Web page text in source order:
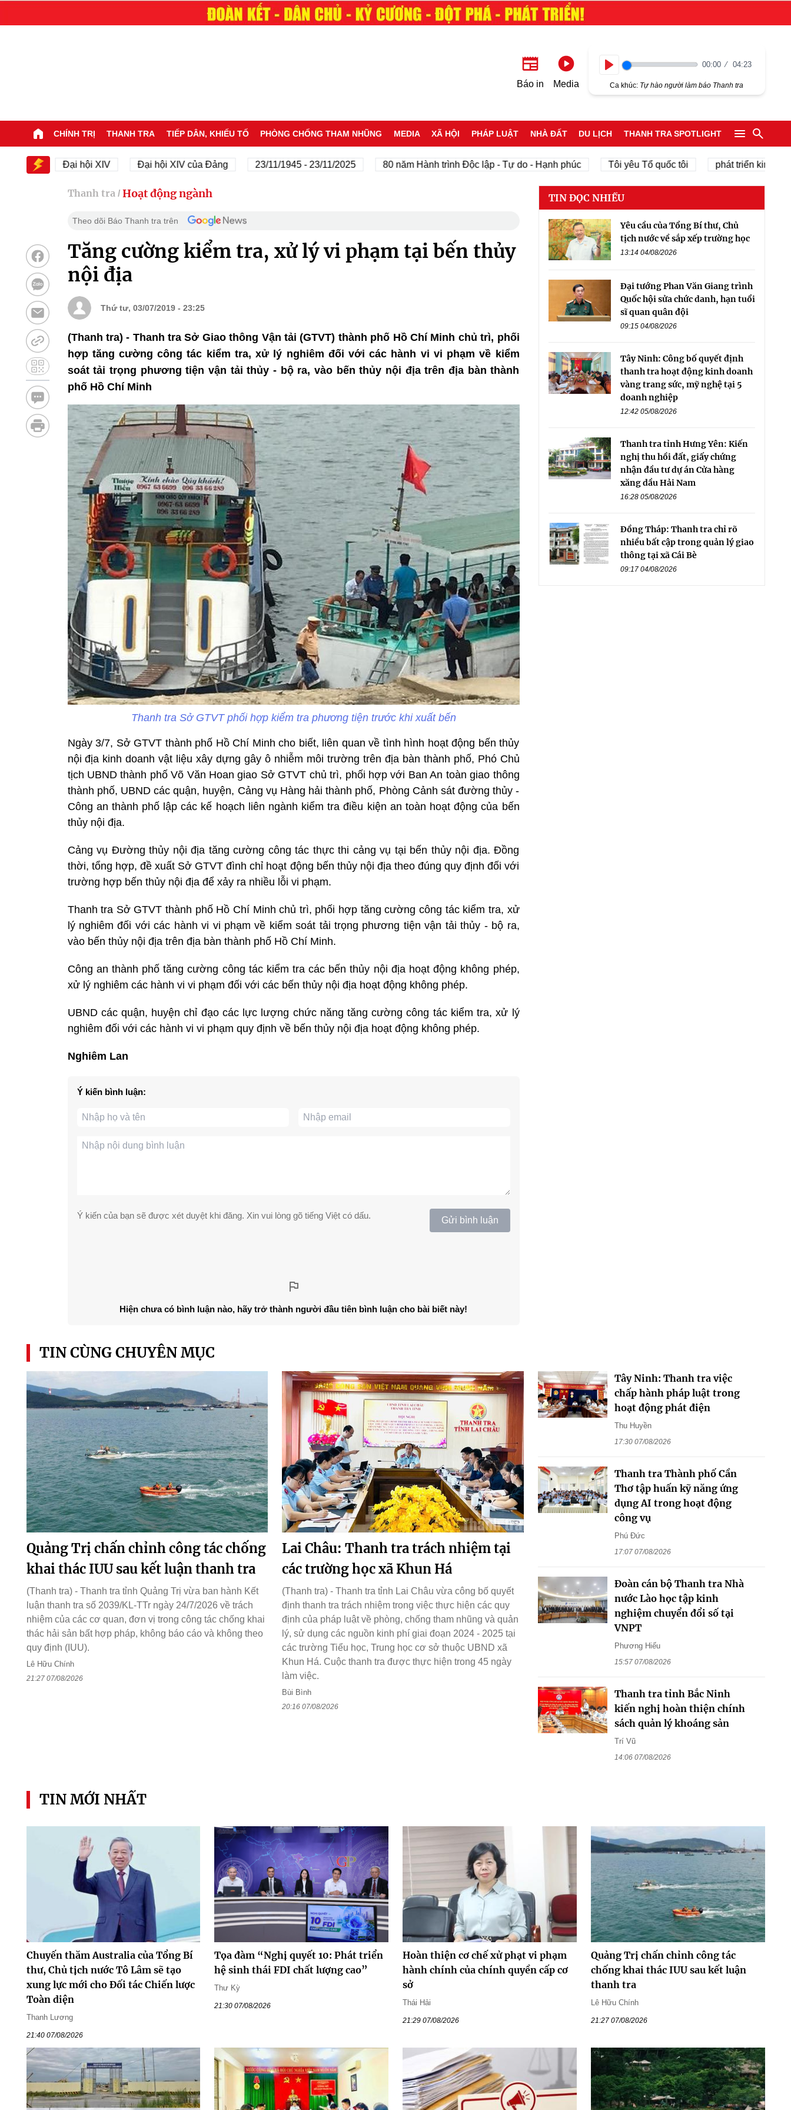
Báo in Media
00:00 04:23
Ca khúc: Tự hào người làm báo Thanh tra
CHÍNH TRỊ THANH TRA TIẾP DÂN, KHIẾU TỐ PHÒNG CHỐNG THAM NHŨNG MEDIA XÃ HỘI PHÁP LUẬT NHÀ ĐẤT DU LỊCH THANH TRA SPOTLIGHT
Đại hội XIV Đại hội XIV của Đảng 23/11/1945 - 23/11/2025 80 năm Hành trình Độc lập - Tự do - Hạnh phúc Tôi yêu Tổ quốc tôi phát triển kinh tế tư nhân
Thanh tra / Hoạt động ngành
Theo dõi Báo Thanh tra trên
Tăng cường kiểm tra, xử lý vi phạm tại bến thủy
nội địa
Thứ tư, 03/07/2019 - 23:25
(Thanh tra) - Thanh tra Sở Giao thông Vận tải (GTVT) thành phố Hồ Chí Minh chủ trì, phối
hợp tăng cường công tác kiểm tra, xử lý nghiêm đối với các hành vi vi phạm về kiểm
soát tải trọng phương tiện vận tải thủy - bộ ra, vào bến thủy nội địa trên địa bàn thành
phố Hồ Chí Minh
Thanh tra Sở GTVT phối hợp kiểm tra phương tiện trước khi xuất bến
Ngày 3/7, Sở GTVT thành phố Hồ Chí Minh cho biết, liên quan về tình hình hoạt động bến thủy
nội địa kinh doanh vật liệu xây dựng gây ô nhiễm môi trường trên địa bàn thành phố, Phó Chủ
tịch UBND thành phố Võ Văn Hoan giao Sở GTVT chủ trì, phối hợp với Ban An toàn giao thông
thành phố, UBND các quận, huyện, Cảng vụ Hàng hải thành phố, Phòng Cảnh sát đường thủy -
Công an thành phố lập các kế hoạch liên ngành kiểm tra điều kiện an toàn hoạt động của bến
thủy nội địa.
Cảng vụ Đường thủy nội địa tăng cường công tác thực thi cảng vụ tại bến thủy nội địa. Đồng
thời, tổng hợp, đề xuất Sở GTVT đình chỉ hoạt động bến thủy nội địa theo đúng quy định đối với
trường hợp bến thủy nội địa để xảy ra nhiều lỗi vi phạm.
Thanh tra Sở GTVT thành phố Hồ Chí Minh chủ trì, phối hợp tăng cường công tác kiểm tra, xử
lý nghiêm đối với các hành vi vi phạm về kiểm soát tải trọng phương tiện vận tải thủy - bộ ra,
vào bến thủy nội địa trên địa bàn thành phố Hồ Chí Minh.
Công an thành phố tăng cường công tác kiểm tra các bến thủy nội địa hoạt động không phép,
xử lý nghiêm các hành vi vi phạm đối với các bến thủy nội địa hoạt động không phép.
UBND các quận, huyện chỉ đạo các lực lượng chức năng tăng cường công tác kiểm tra, xử lý
nghiêm đối với các hành vi vi phạm quy định về bến thủy nội địa hoạt động không phép.
Nghiêm Lan
Ý kiến bình luận:
Ý kiến của bạn sẽ được xét duyệt khi đăng. Xin vui lòng gõ tiếng Việt có dấu. Gửi bình luận
Hiện chưa có bình luận nào, hãy trở thành người đầu tiên bình luận cho bài biết này!
TIN ĐỌC NHIỀU
Yêu cầu của Tổng Bí thư, Chủ
tịch nước về sắp xếp trường học
13:14 04/08/2026
Đại tướng Phan Văn Giang trình
Quốc hội sửa chức danh, hạn tuổi
sĩ quan quân đội
09:15 04/08/2026
Tây Ninh: Công bố quyết định
thanh tra hoạt động kinh doanh
vàng trang sức, mỹ nghệ tại 5
doanh nghiệp
12:42 05/08/2026
Thanh tra tỉnh Hưng Yên: Kiến
nghị thu hồi đất, giấy chứng
nhận đầu tư dự án Cửa hàng
xăng dầu Hải Nam
16:28 05/08/2026
Đồng Tháp: Thanh tra chỉ rõ
nhiều bất cập trong quản lý giao
thông tại xã Cái Bè
09:17 04/08/2026
TIN CÙNG CHUYÊN MỤC
Quảng Trị chấn chỉnh công tác chống
khai thác IUU sau kết luận thanh tra
(Thanh tra) - Thanh tra tỉnh Quảng Trị vừa ban hành Kết
luận thanh tra số 2039/KL-TTr ngày 24/7/2026 về trách
nhiệm của các cơ quan, đơn vị trong công tác chống khai
thác hải sản bất hợp pháp, không báo cáo và không theo
quy định (IUU).
Lê Hữu Chính
21:27 07/08/2026
Lai Châu: Thanh tra trách nhiệm tại
các trường học xã Khun Há
(Thanh tra) - Thanh tra tỉnh Lai Châu vừa công bố quyết
định thanh tra trách nhiệm trong việc thực hiện các quy
định của pháp luật về phòng, chống tham nhũng và quản
lý, sử dụng các nguồn kinh phí giai đoạn 2024 - 2025 tại
các trường Tiểu học, Trung học cơ sở thuộc UBND xã
Khun Há. Cuộc thanh tra được thực hiện trong 45 ngày
làm việc.
Bùi Bình
20:16 07/08/2026
Tây Ninh: Thanh tra việc
chấp hành pháp luật trong
hoạt động phát điện
Thu Huyền
17:30 07/08/2026
Thanh tra Thành phố Cần
Thơ tập huấn kỹ năng ứng
dụng AI trong hoạt động
công vụ
Phú Đức
17:07 07/08/2026
Đoàn cán bộ Thanh tra Nhà
nước Lào học tập kinh
nghiệm chuyển đổi số tại
VNPT
Phương Hiếu
15:57 07/08/2026
Thanh tra tỉnh Bắc Ninh
kiến nghị hoàn thiện chính
sách quản lý khoáng sản
Trí Vũ
14:06 07/08/2026
TIN MỚI NHẤT
Chuyến thăm Australia của Tổng Bí
thư, Chủ tịch nước Tô Lâm sẽ tạo
xung lực mới cho Đối tác Chiến lược
Toàn diện
Thanh Lương
21:40 07/08/2026
Tọa đàm “Nghị quyết 10: Phát triển
hệ sinh thái FDI chất lượng cao”
Thư Kỳ
21:30 07/08/2026
Hoàn thiện cơ chế xử phạt vi phạm
hành chính của chính quyền cấp cơ
sở
Thái Hải
21:29 07/08/2026
Quảng Trị chấn chỉnh công tác
chống khai thác IUU sau kết luận
thanh tra
Lê Hữu Chính
21:27 07/08/2026